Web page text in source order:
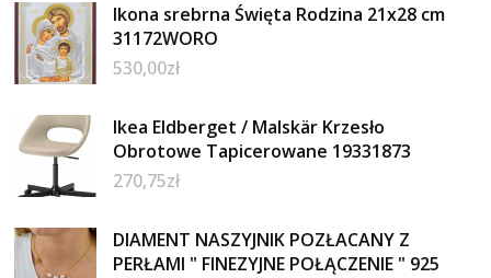
Ikona srebrna Święta Rodzina 21x28 cm
31172WORO
530,00zł
Ikea Eldberget / Malskär Krzesło
Obrotowe Tapicerowane 19331873
270,75zł
DIAMENT NASZYJNIK POZŁACANY Z
PERŁAMI " FINEZYJNE POŁĄCZENIE " 925